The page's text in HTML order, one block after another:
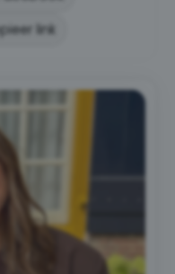
link